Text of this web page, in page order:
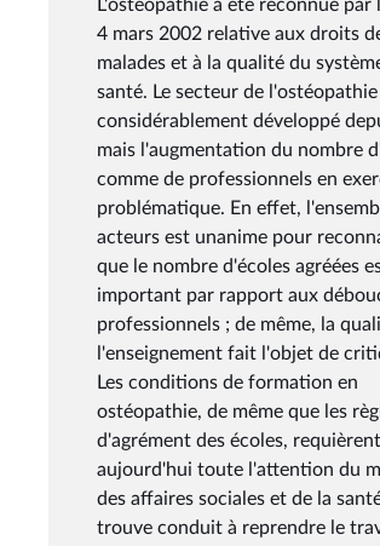
L'ostéopathie a été reconnue par
4 mars 2002 relative aux droits
malades et à la qualité du
santé. Le secteur de
considérablement développé
mais l'augmentation du nombre
comme de professionnels en
problématique. En effet,
acteurs est unanime pour
que le nombre d'écoles agréées
important par rapport aux
professionnels ; de même, la
l'enseignement fait l'objet de
Les conditions de formation en
ostéopathie, de même que les
d'agrément des écoles, requièrent
aujourd'hui toute l'attention du
des affaires sociales et de la
trouve conduit à reprendre le